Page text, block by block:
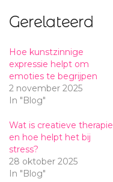
Gerelateerd
Hoe kunstzinnige
expressie helpt om
emoties te begrijpen
2 november 2025
In "Blog"
Wat is creatieve therapie
en hoe helpt het bij
stress?
28 oktober 2025
In "Blog"